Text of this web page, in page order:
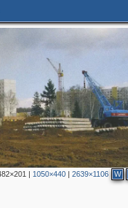
| 1050×440 |2639×1106 W